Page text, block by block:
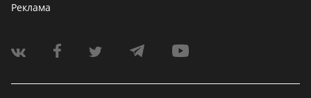
Реклама